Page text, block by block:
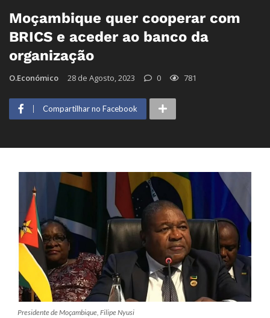
Moçambique quer cooperar com
BRICS e aceder ao banco da
organização
O.Económico 28 de Agosto, 2023 0 781
Compartilhar no Facebook
Presidente de Moçambique, Filipe Nyusi